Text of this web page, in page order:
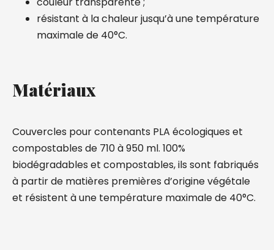
résistant à la chaleur jusqu’à une température
maximale de 40°C.
Matériaux
Couvercles pour contenants PLA écologiques et
compostables de 710 à 950 ml. 100%
biodégradables et compostables, ils sont fabriqués
à partir de matières premières d’origine végétale
et résistent à une température maximale de 40°C.